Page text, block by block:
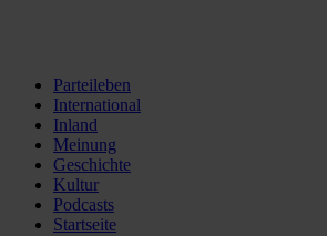
Parteileben
International
Inland
Meinung
Geschichte
Kultur
Podcasts
Startseite